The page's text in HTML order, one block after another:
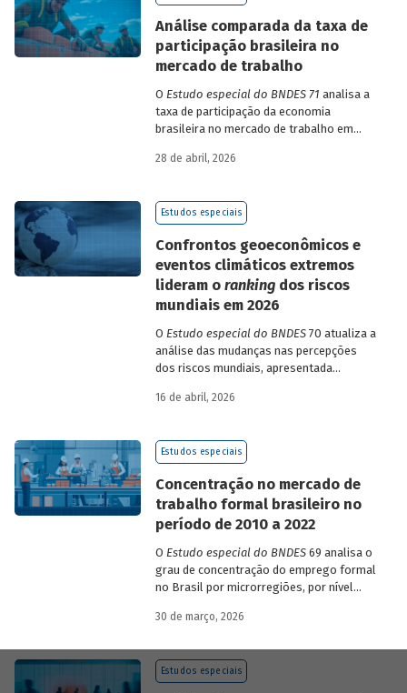
Análise comparada da taxa de
participação brasileira no
mercado de trabalho
O Estudo especial do BNDES 71 analisa a
taxa de participação da economia
brasileira no mercado de trabalho em
países de diferentes continentes e
28 de abril, 2026
Estudos especiais
Confrontos geoeconômicos e
eventos climáticos extremos
lideram o ranking dos riscos
mundiais em 2026
O Estudo especial do BNDES70 atualiza a
análise das mudanças nas percepções
dos riscos mundiais, apresentada
dos relatórios Global Risks Report (GRR)
mundiais para o ano em curso e para dois
16 de abril, 2026
Estudos especiais
Concentração no mercado de
trabalho formal brasileiro no
período de 2010 a 2022
O Estudo especial do BNDES69 analisa o
grau de concentração do emprego formal
no Brasil por microrregiões, por nível
setores, entre 2010 e 2022.
30 de março, 2026
Estudos especiais